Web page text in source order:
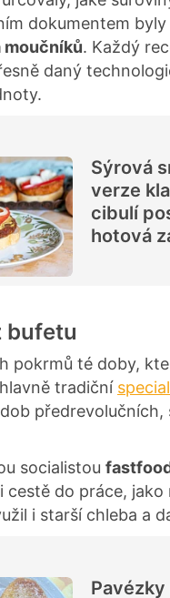
dokumentem byly
moučníků. Každý
daný
Sýrová
verze
cibulí
hotová
bufetu
pokrmů té doby,
tradiční
socialistou
cestě do práce,
i starší chleba a